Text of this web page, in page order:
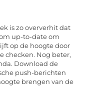
is zo oververhit dat
up-to-date om
op de hoogte door
checken. Nog beter,
Download de
push-berichten
brengen van de